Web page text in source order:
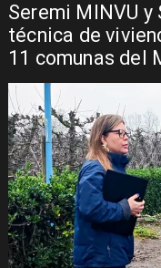
Seremi MINVU y
técnica de
11 comunas del